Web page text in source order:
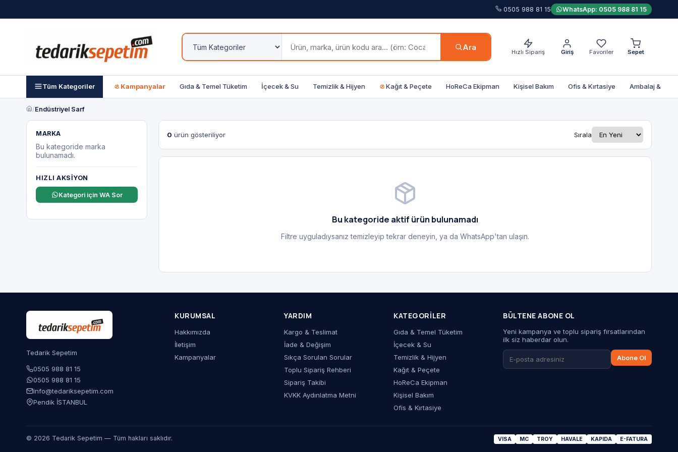
0505 988 81 15 WhatsApp: 0505 988 81 15
Ara
Hızlı Sipariş Giriş Favoriler Sepet
Tüm Kategoriler Kampanyalar Gıda & Temel Tüketim İçecek & Su Temizlik & Hijyen Kağıt & Peçete HoReCa Ekipman Kişisel Bakım Ofis & Kırtasiye Ambalaj &
/Endüstriyel Sarf
MARKA
Bu kategoride marka
bulunamadı.
HIZLI AKSIYON
Kategori için WA Sor
0 ürün gösteriliyor Sırala
Bu kategoride aktif ürün bulunamadı
Filtre uyguladıysanız temizleyip tekrar deneyin, ya da WhatsApp'tan ulaşın.
Tedarik Sepetim
0505 988 81 15
0505 988 81 15
info@tedariksepetim.com
Pendik İSTANBUL
KURUMSAL
Hakkımızda
İletişim
Kampanyalar
YARDIM
Kargo & Teslimat
İade & Değişim
Sıkça Sorulan Sorular
Toplu Sipariş Rehberi
Sipariş Takibi
KVKK Aydınlatma Metni
KATEGORILER
Gıda & Temel Tüketim
İçecek & Su
Temizlik & Hijyen
Kağıt & Peçete
HoReCa Ekipman
Kişisel Bakım
Ofis & Kırtasiye
BÜLTENE ABONE OL
Yeni kampanya ve toplu sipariş fırsatlarından
ilk siz haberdar olun.
Abone Ol
© 2026 Tedarik Sepetim — Tüm hakları saklıdır. VISA MC TROY HAVALE KAPIDA E-FATURA